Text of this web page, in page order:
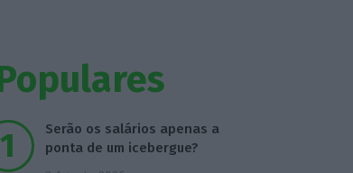
Serão os salários apenas a
ponta de um icebergue?